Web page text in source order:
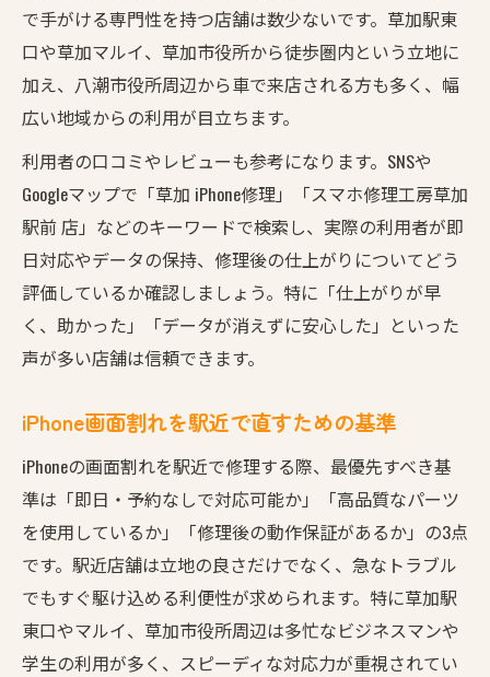
で手がける専門性を持つ店舗は数少ないです。草加駅東
口や草加マルイ、草加市役所から徒歩圏内という立地に
加え、八潮市役所周辺から車で来店される方も多く、幅
広い地域からの利用が目立ちます。
利用者の口コミやレビューも参考になります。SNSや
Googleマップで「草加 iPhone修理」「スマホ修理工房草加
駅前 店」などのキーワードで検索し、実際の利用者が即
日対応やデータの保持、修理後の仕上がりについてどう
評価しているか確認しましょう。特に「仕上がりが早
く、助かった」「データが消えずに安心した」といった
声が多い店舗は信頼できます。
iPhone画面割れを駅近で直すための基準
iPhoneの画面割れを駅近で修理する際、最優先すべき基
準は「即日・予約なしで対応可能か」「高品質なパーツ
を使用しているか」「修理後の動作保証があるか」の3点
です。駅近店舗は立地の良さだけでなく、急なトラブル
でもすぐ駆け込める利便性が求められます。特に草加駅
東口やマルイ、草加市役所周辺は多忙なビジネスマンや
学生の利用が多く、スピーディな対応力が重視されてい